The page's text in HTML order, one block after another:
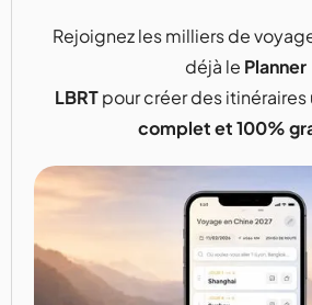
Rejoignez les milliers de
déjà le Planner
LBRTpour créer des itinéraires
complet et 100%